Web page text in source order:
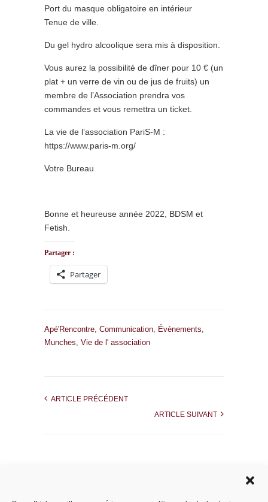
Port du masque obligatoire en intérieur
Tenue de ville.
Du gel hydro alcoolique sera mis à disposition.
Vous aurez la possibilité de dîner pour 10 € (un
plat + un verre de vin ou de jus de fruits) un
membre de l’Association prendra vos
commandes et vous remettra un ticket.
La vie de l’association PariS-M :
https://www.paris-m.org/
Votre Bureau
Bonne et heureuse année 2022, BDSM et
Fetish.
Partager :
Partager
Apé'Rencontre, Communication, Évènements,
Munches, Vie de l' association
ARTICLE PRÉCÉDENT
ARTICLE SUIVANT